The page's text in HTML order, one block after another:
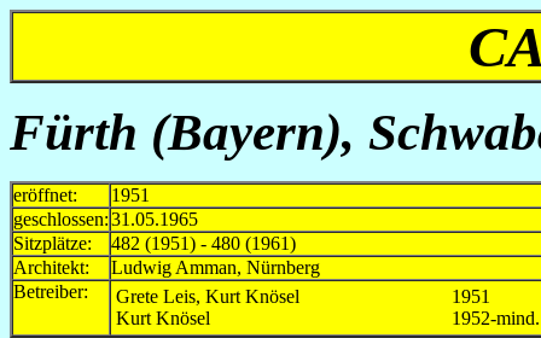
Fürth (Bayern),
eröffnet:
1951
geschlossen:31.05.1965
Sitzplätze:
482 (1951) - 480 (1961)
Architekt:
Ludwig Amman, Nürnberg
Betreiber:
Grete Leis, Kurt Knösel
Kurt Knösel
1951
1952-